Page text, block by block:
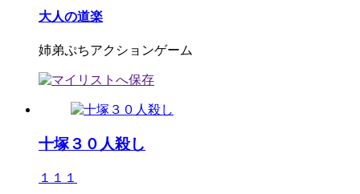
大人の道楽
姉弟ぷちアクションゲーム
十塚３０人殺し
１１１